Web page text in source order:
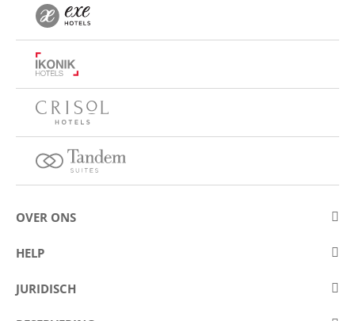
OVER ONS
Over Eurostars Hotel Company
Wedstrijden
HELP
Contact opnemen
JURIDISCH
Juridische mededeling